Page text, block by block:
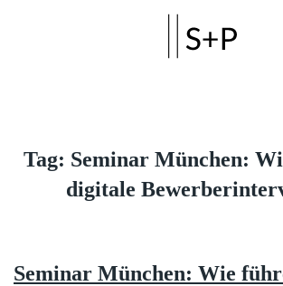
Tag: Seminar München:
digitale
Seminar München: Wie